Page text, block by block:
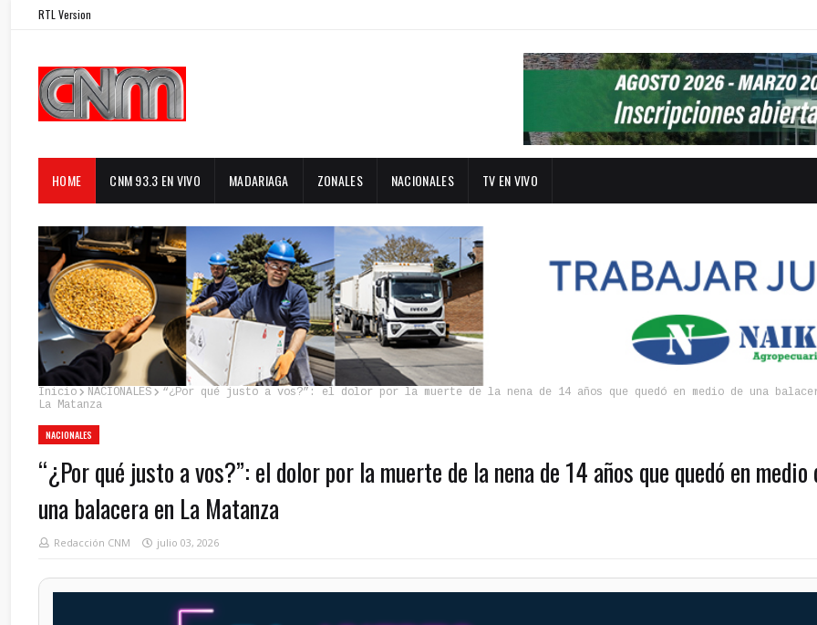
RTL Version
HOME CNM 93.3 EN VIVO MADARIAGA ZONALES NACIONALES TV EN VIVO
Inicio NACIONALES
“¿Por qué justo a vos?”: el dolor por la muerte de la nena de 14 años que quedó en medio de una
La Matanza
NACIONALES
“¿Por qué justo a vos?”: el dolor por la muerte de la nena de 14 años que quedó en medio
una balacera en La Matanza
Redacción CNM julio 03, 2026